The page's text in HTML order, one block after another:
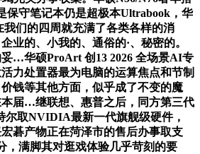
保守笔记本仍是超极本Ultrabook，华
们的四周就充满了各类各样的消
业的、小我的、通俗的·、秘密的。
…华硕ProArt 创13 2026 全场景AI专
力处置器最为电脑的运算焦点和节制
钱等其他方面，似乎成了不变的魔
届…继联想、惠普之后，同方第三代
尔取NVIDIA最新一代旗舰级硬件，
碁产物正在菏泽市的售后办事取支
，满脚其对逛戏体验几乎苛刻的要